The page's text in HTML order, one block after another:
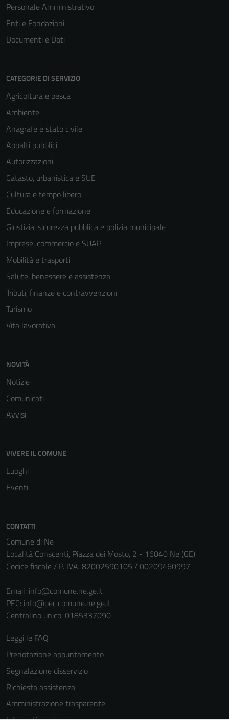
Personale Amministrativo
Enti e Fondazioni
Documenti e Dati
CATEGORIE DI SERVIZIO
Agricoltura e pesca
Ambiente
Anagrafe e stato civile
Appalti pubblici
Autorizzazioni
Catasto, urbanistica e SUE
Cultura e tempo libero
Educazione e formazione
Giustizia, sicurezza pubblica e polizia municipale
Imprese, commercio e SUAP
Mobilità e trasporti
Salute, benessere e assistenza
Tributi, finanze e contravvenzioni
Turismo
Vita lavorativa
NOVITÀ
Notizie
Comunicati
Avvisi
VIVERE IL COMUNE
Luoghi
Eventi
CONTATTI
Comune di Ne
Località Conscenti, Piazza dei Mosto, 2 - 16040 Ne (GE)
Codice fiscale / P. IVA: 82002590105 / 00209460997
Email: info@comune.ne.ge.it
PEC: info@pec.comune.ne.ge.it
Centralino unico: 0185337090
Leggi le FAQ
Prenotazione appuntamento
Segnalazione disservizio
Richiesta assistenza
Amministrazione trasparente
Informativa privacy